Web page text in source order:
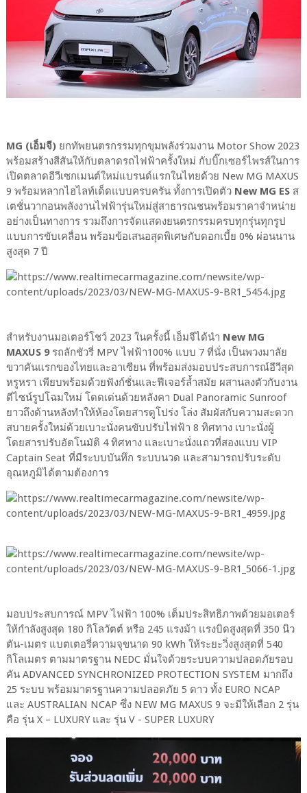
MG (เอ็มจี)ยกทัพยนตรกรรมทุกขุมพลังร่วมงาน Motor Show 2023
พร้อมสร้างสีสันให้กับตลาดรถไฟฟ้าครั้งใหม่ กับบิ๊กเซอร์ไพรส์ในการ
เปิดตลาดอีวีเซกเมนต์ใหม่แบรนด์แรกในไทยด้วย New MG MAXUS
9 พร้อมหลากไฮไลท์เด็ดแบบครบครัน ทั้งการเปิดตัว New MG ESส
เตชั่นวากอนพลังงานไฟฟ้ารุ่นใหม่สู่สาธารณชนพร้อมราคาจำหน่าย
อย่างเป็นทางการ รวมถึงการจัดแสดงยนตรกรรมครบทุกรุ่นทุกรูป
แบบการขับเคลื่อน พร้อมข้อเสนอสุดพิเศษกับดอกเบี้ย 0% ผ่อนนาน
สูงสุด 7 ปี
สำหรับงานมอเตอร์โชว์ 2023 ในครั้งนี้ เอ็มจีได้นำ New MG
MAXUS 9รถลักชัวรี่ MPV ไฟฟ้า100% แบบ 7 ที่นั่ง เป็นพวงมาลัย
ขวาคันแรกของไทยและอาเซียน ที่พร้อมส่งมอบประสบการณ์อีวีสุด
หรูหรา เพียบพร้อมด้วยฟังก์ชั่นและฟีเจอร์ล้ำสมัย ผสานลงตัวกับงาน
ดีไซน์รูปโฉมใหม่ โดดเด่นด้วยหลังคา Dual Panoramic Sunroof
ยาวถึงด้านหลังทำให้ห้องโดยสารดูโปร่ง โล่ง สัมผัสกับความสะดวก
สบายครั้งใหม่ด้วยเบาะนั่งคนขับปรับไฟฟ้า 8 ทิศทาง เบาะนั่งผู้
โดยสารปรับอัตโนมัติ 4 ทิศทาง และเบาะนั่งแถวที่สองแบบ VIP
Captain Seat ที่มีระบบบันทึก ระบบนวด และสามารถปรับระดับ
อุณหภูมิได้ตามต้องการ
มอบประสบการณ์ MPV ไฟฟ้า 100% เต็มประสิทธิภาพด้วยมอเตอร์
ให้กำลังสูงสุด 180 กิโลวัตต์ หรือ 245 แรงม้า แรงบิดสูงสุดที่ 350 นิว
ตัน-เมตร แบตเตอรี่ความจุขนาด 90 kWh ให้ระยะวิ่งสูงสุดที่ 540
กิโลเมตร ตามมาตรฐาน NEDC มั่นใจด้วยระบบความปลอดภัยรอบ
คัน ADVANCED SYNCHRONIZED PROTECTION SYSTEM มากถึง
25 ระบบ พร้อมมาตรฐานความปลอดภัย 5 ดาว ทั้ง EURO NCAP
และ AUSTRALIAN NCAP ซึ่ง NEW MG MAXUS 9 จะมีให้เลือก 2 รุ่น
คือ รุ่น X – LUXURY และ รุ่น V - SUPER LUXURY